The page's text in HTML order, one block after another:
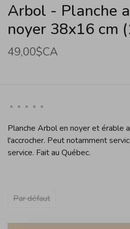
Arbol - Planche
noyer 38x16 cm
49,00$CA
• • • • •
Planche Arbol en noyer et érable
l'accrocher. Peut notamment
service. Fait au Québec.
Par défaut